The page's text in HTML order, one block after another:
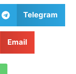
Telegram
Email